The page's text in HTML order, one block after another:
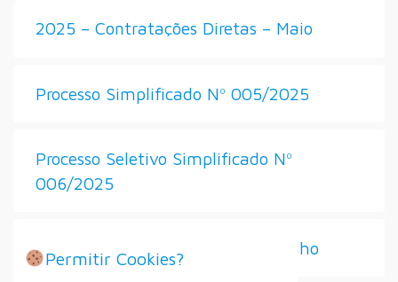
2025 – Contratações Diretas – Maio
Processo Simplificado Nº 005/2025
Processo Seletivo Simplificado Nº
006/2025
2025 – Contratações Diretas – Julho
Permitir Cookies?